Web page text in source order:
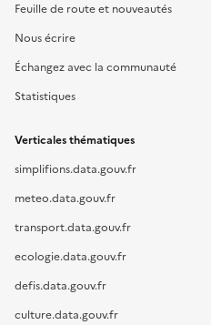
Feuille de route et nouveautés
Nous écrire
Échangez avec la communauté
Statistiques
Verticales thématiques
simplifions.data.gouv.fr
meteo.data.gouv.fr
transport.data.gouv.fr
ecologie.data.gouv.fr
defis.data.gouv.fr
culture.data.gouv.fr